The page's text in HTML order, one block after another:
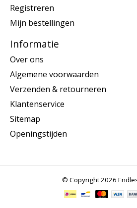
Registreren
Mijn bestellingen
Informatie
Over ons
Algemene voorwaarden
Verzenden & retourneren
Klantenservice
Sitemap
Openingstijden
© Copyright 2026